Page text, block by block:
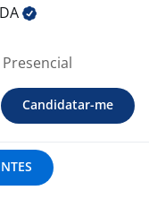
Presencial
Candidatar-me